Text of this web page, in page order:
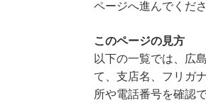
ページへ進んでくださ
このページの見方
以下の一覧では、広
て、支店名、フリガ
所や電話番号を確認